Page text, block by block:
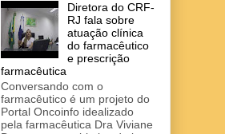
Diretora do CRF-
RJ fala sobre
atuação clínica
do farmacêutico
e prescrição
farmacêutica
Conversando com o
farmacêutico é um projeto do
Portal Oncoinfo idealizado
pela farmacêutica Dra Viviane